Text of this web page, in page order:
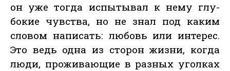
он уже тог­да ис­пы­тывал к не­му глу­
бокие чувс­тва, но не знал под ка­ким
сло­вом на­писать: лю­бовь или ин­те­рес.
Это ведь од­на из сто­рон жиз­ни, ког­да
лю­ди, про­жива­ющие в раз­ных угол­ках